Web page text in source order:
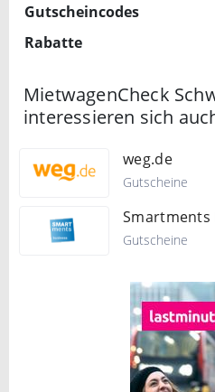
Gutscheincodes
Rabatte
MietwagenCheck
interessieren sich
weg.de
Gutscheine
Smartments
Gutscheine